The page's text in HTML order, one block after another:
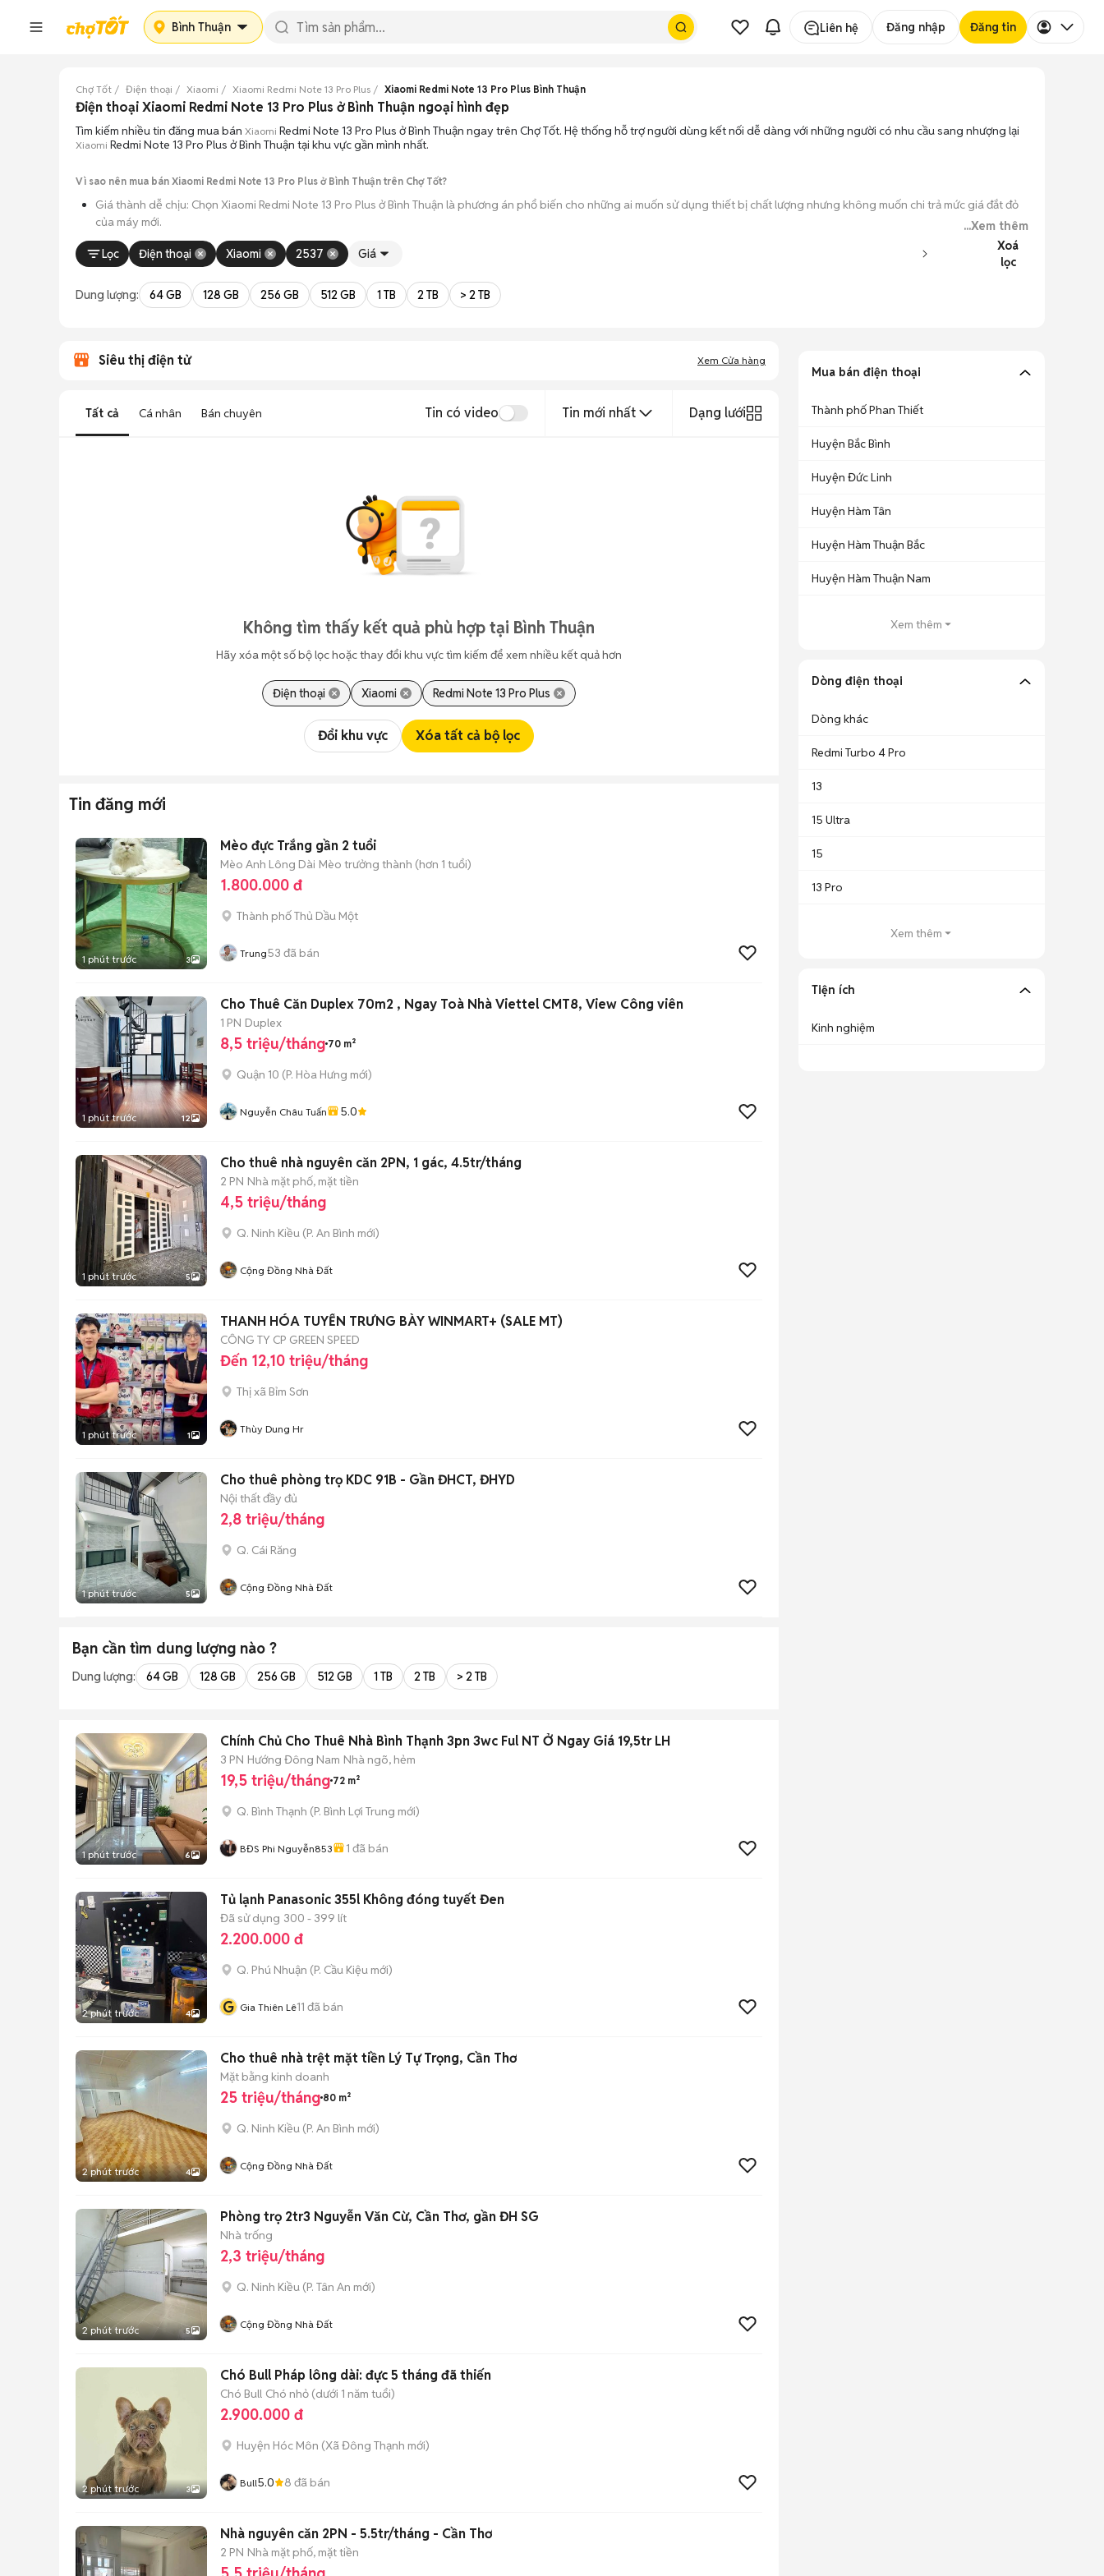
Bình Thuận Liên hệ Đăng nhập Đăng tin
Chợ Tốt Điện thoại Xiaomi Xiaomi Redmi Note 13 Pro Plus Xiaomi Redmi Note 13 Pro Plus Bình Thuận
Điện thoại Xiaomi Redmi Note 13 Pro Plus ở Bình Thuận ngoại hình đẹp
Tìm kiếm nhiều tin đăng mua bán Xiaomi Redmi Note 13 Pro Plus ở Bình Thuận ngay trên Chợ Tốt. Hệ thống hỗ trợ người dùng kết nối dễ dàng với những người có nhu cầu sang nhượng lại
Xiaomi Redmi Note 13 Pro Plus ở Bình Thuận tại khu vực gần mình nhất.
Vì sao nên mua bán Xiaomi Redmi Note 13 Pro Plus ở Bình Thuận trên Chợ Tốt?
Giá thành dễ chịu: Chọn Xiaomi Redmi Note 13 Pro Plus ở Bình Thuận là phương án phổ biến cho những ai muốn sử dụng thiết bị chất lượng nhưng không muốn chi trả mức giá đắt đỏ
của máy mới.
Đa dạng người bán: Bạn có thể tìm Xiaomi Redmi Note 13 Pro Plus ở Bình Thuận từ người dùng cá nhân thanh lý hoặc cửa hàng, với đầy đủ các phiên bản dung lượng và màu sắc.
Tiết kiệm thời gian: Quy trình trao đổi trực tiếp, không qua các bước chờ đợi vận chuyển rườm rà, tiền trao cháo múc ngay khi kiểm tra xong.
...Xem thêm
Lọc
Điện thoại Xiaomi 2537 Giá
Xoá
lọc
Dung lượng: 64 GB 128 GB 256 GB 512 GB 1 TB 2 TB > 2 TB
Siêu thị điện tử Xem Cửa hàng
Tất cả Cá nhân Bán chuyên Tin có video Tin mới nhất Dạng lưới
Không tìm thấy kết quả phù hợp tại Bình Thuận
Hãy xóa một số bộ lọc hoặc thay đổi khu vực tìm kiếm để xem nhiều kết quả hơn
Điện thoại Xiaomi Redmi Note 13 Pro Plus
Đổi khu vực Xóa tất cả bộ lọc
Tin đăng mới
1 phút trước 3
Mèo đực Trắng gần 2 tuổi
Mèo Anh Lông Dài Mèo trưởng thành (hơn 1 tuổi)
1.800.000 đ
Thành phố Thủ Dầu Một
Trung53 đã bán
1 phút trước 12
Cho Thuê Căn Duplex 70m2 , Ngay Toà Nhà Viettel CMT8, View Công viên
1 PN Duplex
8,5 triệu/tháng 70 m²
Quận 10 (P. Hòa Hưng mới)
Nguyễn Châu Tuấn 5.0
1 phút trước 5
Cho thuê nhà nguyên căn 2PN, 1 gác, 4.5tr/tháng
2 PN Nhà mặt phố, mặt tiền
4,5 triệu/tháng
Q. Ninh Kiều (P. An Bình mới)
Cộng Đồng Nhà Đất
1 phút trước 1
THANH HÓA TUYỂN TRƯNG BÀY WINMART+ (SALE MT)
CÔNG TY CP GREEN SPEED
Đến 12,10 triệu/tháng
Thị xã Bỉm Sơn
Thùy Dung Hr
1 phút trước 5
Cho thuê phòng trọ KDC 91B - Gần ĐHCT, ĐHYD
Nội thất đầy đủ
2,8 triệu/tháng
Q. Cái Răng
Cộng Đồng Nhà Đất
Bạn cần tìm dung lượng nào ?
Dung lượng: 64 GB 128 GB 256 GB 512 GB 1 TB 2 TB > 2 TB
1 phút trước 6
Chính Chủ Cho Thuê Nhà Bình Thạnh 3pn 3wc Ful NT Ở Ngay Giá 19,5tr LH
3 PN Hướng Đông Nam Nhà ngõ, hẻm
19,5 triệu/tháng 72 m²
Q. Bình Thạnh (P. Bình Lợi Trung mới)
BĐS Phi Nguyễn853 1 đã bán
2 phút trước 4
Tủ lạnh Panasonic 355l Không đóng tuyết Đen
Đã sử dụng 300 - 399 lít
2.200.000 đ
Q. Phú Nhuận (P. Cầu Kiệu mới)
G Gia Thiên Lê11 đã bán
2 phút trước 4
Cho thuê nhà trệt mặt tiền Lý Tự Trọng, Cần Thơ
Mặt bằng kinh doanh
25 triệu/tháng 80 m²
Q. Ninh Kiều (P. An Bình mới)
Cộng Đồng Nhà Đất
2 phút trước 5
Phòng trọ 2tr3 Nguyễn Văn Cừ, Cần Thơ, gần ĐH SG
Nhà trống
2,3 triệu/tháng
Q. Ninh Kiều (P. Tân An mới)
Cộng Đồng Nhà Đất
2 phút trước 3
Chó Bull Pháp lông dài: đực 5 tháng đã thiến
Chó Bull Chó nhỏ (dưới 1 năm tuổi)
2.900.000 đ
Huyện Hóc Môn (Xã Đông Thạnh mới)
Bull5.0 8 đã bán
Nhà nguyên căn 2PN - 5.5tr/tháng - Cần Thơ
2 PN Nhà mặt phố, mặt tiền
Mua bán điện thoại
Thành phố Phan Thiết
Huyện Bắc Bình
Huyện Đức Linh
Huyện Hàm Tân
Huyện Hàm Thuận Bắc
Huyện Hàm Thuận Nam
Xem thêm
Dòng điện thoại
Dòng khác
Redmi Turbo 4 Pro
13
15 Ultra
15
13 Pro
Xem thêm
Tiện ích
Kinh nghiệm